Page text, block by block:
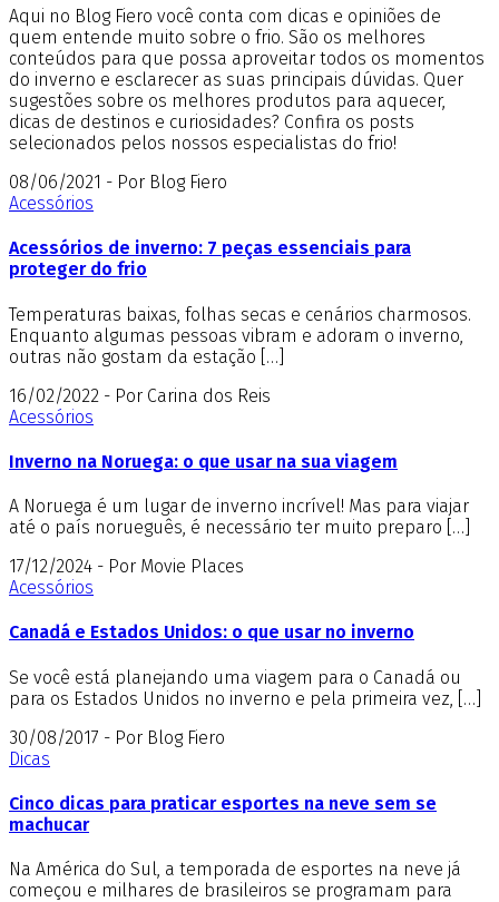
Aqui no Blog Fiero você conta com dicas e opiniões de
quem entende muito sobre o frio. São os melhores
conteúdos para que possa aproveitar todos os momentos
do inverno e esclarecer as suas principais dúvidas. Quer
sugestões sobre os melhores produtos para aquecer,
dicas de destinos e curiosidades? Confira os posts
selecionados pelos nossos especialistas do frio!
08/06/2021 - Por Blog Fiero
Acessórios
Acessórios de inverno: 7 peças essenciais para
proteger do frio
Temperaturas baixas, folhas secas e cenários charmosos.
Enquanto algumas pessoas vibram e adoram o inverno,
outras não gostam da estação […]
16/02/2022 - Por Carina dos Reis
Acessórios
Inverno na Noruega: o que usar na sua viagem
A Noruega é um lugar de inverno incrível! Mas para viajar
até o país norueguês, é necessário ter muito preparo […]
17/12/2024 - Por Movie Places
Acessórios
Canadá e Estados Unidos: o que usar no inverno
Se você está planejando uma viagem para o Canadá ou
para os Estados Unidos no inverno e pela primeira vez, […]
30/08/2017 - Por Blog Fiero
Dicas
Cinco dicas para praticar esportes na neve sem se
machucar
Na América do Sul, a temporada de esportes na neve já
começou e milhares de brasileiros se programam para